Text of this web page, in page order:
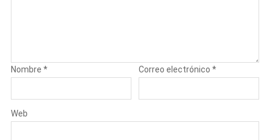
Nombre * Correo electrónico*
Web